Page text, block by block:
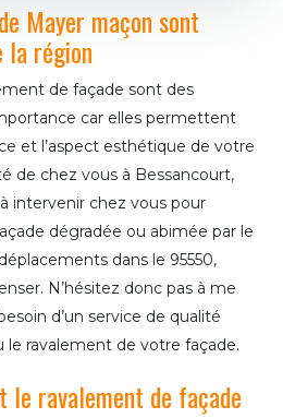
Mayer maçon sont
région
de façade sont des
car elles permettent
et l’aspect esthétique de votre
de chez vous à Bessancourt,
intervenir chez vous pour
dégradée ou abimée par le
dans le 95550,
N’hésitez donc pas à me
d’un service de qualité
ravalement de votre façade.
le ravalement de façade